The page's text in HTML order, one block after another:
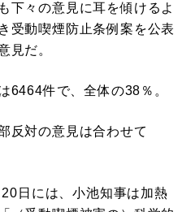
下々の意見に耳を傾けるよ
受動喫煙防止条例案を公表
見だ。
件で、全体の38％。
反対の意見は合わせて
日には、小池知事は加熱